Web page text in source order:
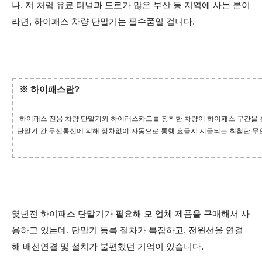
나, 저 처럼 유료 터널과 도로가 많은 부산 등 지역에 사는 분이
라면, 하이패스 차량 단말기는 필수품일 겁니다.
※ 하이패스란?
하이패스 전용 차량 단말기와 하이패스카드를 장착한 차량이 하이패스 구간을
단말기 간 무선통신에 의해 정차없이 자동으로 통행 요금지 지급되는 최첨단 무
몇년전 하이패스 단말기가 필요해 모 업체 제품을 구매해서 사
용하고 있는데, 단말기 등록 절차가 복잡하고, 전원선을 연결
해 배선연결 및 설치가 불편했던 기억이 있습니다.